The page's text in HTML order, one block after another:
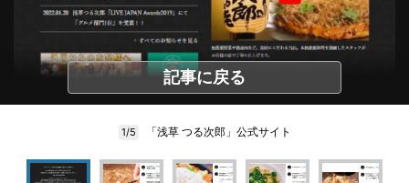
記事に戻る
1/5 「浅草 つる次郎」公式サイト